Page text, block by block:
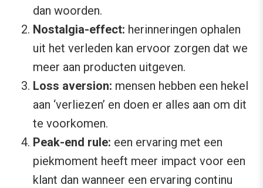
dan woorden.
Nostalgia-effect: herinneringen ophalen
uit het verleden kan ervoor zorgen dat we
meer aan producten uitgeven.
Loss aversion: mensen hebben een hekel
aan ‘verliezen’ en doen er alles aan om dit
te voorkomen.
Peak-end rule: een ervaring met een
piekmoment heeft meer impact voor een
klant dan wanneer een ervaring continu